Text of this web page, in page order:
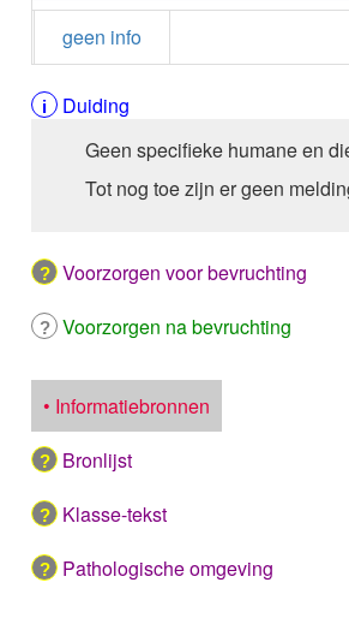
geen info
Duiding
Geen specifieke humane en
Tot nog toe zijn er geen
Voorzorgen voor bevruchting
Voorzorgen na bevruchting
• Informatiebronnen
Bronlijst
Klasse-tekst
Pathologische omgeving